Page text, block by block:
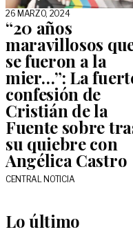
26 MARZO, 2024
“20 años
maravillosos
se fueron a la
mier…”: La
confesión de
Cristián de la
Fuente sobre
su quiebre con
Angélica Castro
CENTRAL NOTICIA
Lo último